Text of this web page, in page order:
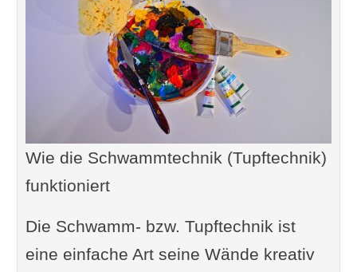
Wie die Schwammtechnik (Tupftechnik)
funktioniert
Die Schwamm- bzw. Tupftechnik ist
eine einfache Art seine Wände kreativ